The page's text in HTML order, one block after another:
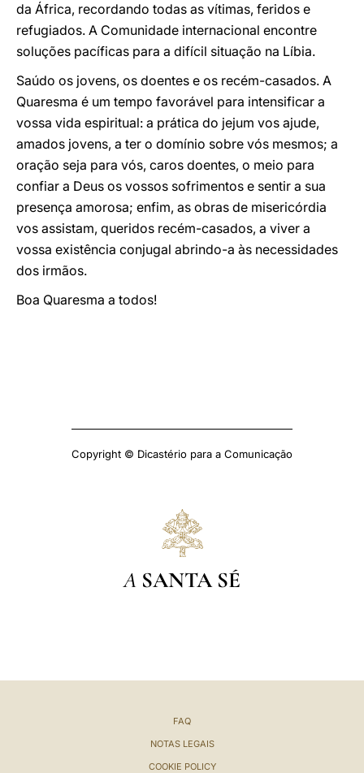
da África, recordando todas as vítimas, feridos e
refugiados. A Comunidade internacional encontre
soluções pacíficas para a difícil situação na Líbia.
Saúdo os jovens, os doentes e os recém-casados. A
Quaresma é um tempo favorável para intensificar a
vossa vida espiritual: a prática do jejum vos ajude,
amados jovens, a ter o domínio sobre vós mesmos; a
oração seja para vós, caros doentes, o meio para
confiar a Deus os vossos sofrimentos e sentir a sua
presença amorosa; enfim, as obras de misericórdia
vos assistam, queridos recém-casados, a viver a
vossa existência conjugal abrindo-a às necessidades
dos irmãos.
Boa Quaresma a todos!
Copyright © Dicastério para a Comunicação
A SANTA SÉ
FAQ
NOTAS LEGAIS
COOKIE POLICY